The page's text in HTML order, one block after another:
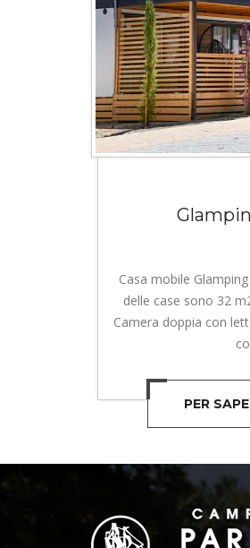
Casa mobile
delle case sono 32
Camera doppia con
PER